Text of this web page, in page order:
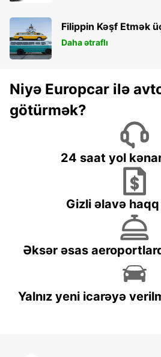
Filippin Kəşf Etmək
Daha ətraflı
Niyə Europcar ilə
götürmək?
24 saat yol
Gizli əlavə
Əksər əsas
Yalnız yeni icarəyə